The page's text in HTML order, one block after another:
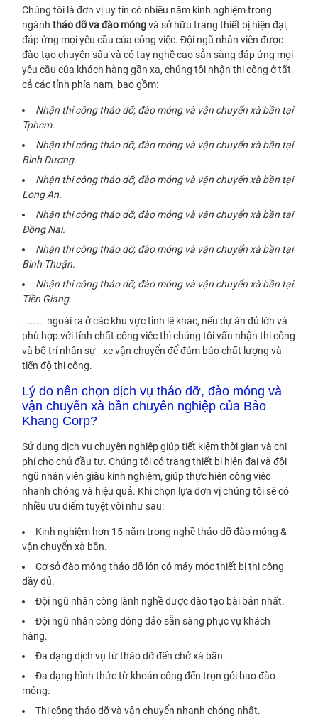
Chúng tôi là đơn vị uy tín có nhiều năm kinh nghiệm trong
ngành tháo dỡ va đào móngvà sở hữu trang thiết bị hiện đại,
đáp ứng mọi yêu cầu của công việc. Đội ngũ nhân viên được
đào tạo chuyên sâu và có tay nghề cao sẵn sàng đáp ứng mọi
yêu cầu của khách hàng gần xa, chúng tôi nhận thi công ở tất
cả các tỉnh phía nam, bao gồm:
Nhận thi công tháo dỡ, đào móng và vận chuyển xà bần tại
Tphcm.
Nhận thi công tháo dỡ, đào móng và vận chuyển xà bần tại
Bình Dương.
Nhận thi công tháo dỡ, đào móng và vận chuyển xà bần tại
Long An.
Nhận thi công tháo dỡ, đào móng và vận chuyển xà bần tại
Đồng Nai.
Nhận thi công tháo dỡ, đào móng và vận chuyển xà bần tại
Bình Thuận.
Nhận thi công tháo dỡ, đào móng và vận chuyển xà bần tại
Tiền Giang.
........ ngoài ra ở các khu vực tỉnh lẽ khác, nếu dự án đủ lớn và
phù hợp với tính chất công việc thì chúng tôi vấn nhận thi công
và bố trí nhân sự - xe vận chuyển để đảm bảo chất lượng và
tiến độ thi công.
Lý do nên chọn dịch vụ tháo dỡ, đào móng và
vận chuyển xà bần chuyên nghiệp của Bảo
Khang Corp?
Sử dụng dịch vụ chuyên nghiệp giúp tiết kiệm thời gian và chi
phí cho chủ đầu tư. Chúng tôi có trang thiết bị hiện đại và đội
ngũ nhân viên giàu kinh nghiệm, giúp thực hiện công việc
nhanh chóng và hiệu quả. Khi chọn lựa đơn vị chúng tôi sẽ có
nhiều ưu điểm tuyệt vời như sau:
Kinh nghiệm hơn 15 năm trong nghề tháo dỡ đào móng &
vận chuyển xà bần.
Cơ sở đào móng tháo dỡ lớn có máy móc thiết bị thi công
đầy đủ.
Đội ngũ nhân công lành nghề được đào tạo bài bản nhất.
Đội ngũ nhân công đông đảo sẵn sàng phục vụ khách
hàng.
Đa dạng dịch vụ từ tháo dỡ đến chở xà bần.
Đa dạng hình thức từ khoán công đến trọn gói bao đào
móng.
Thi công tháo dỡ và vận chuyển nhanh chóng nhất.